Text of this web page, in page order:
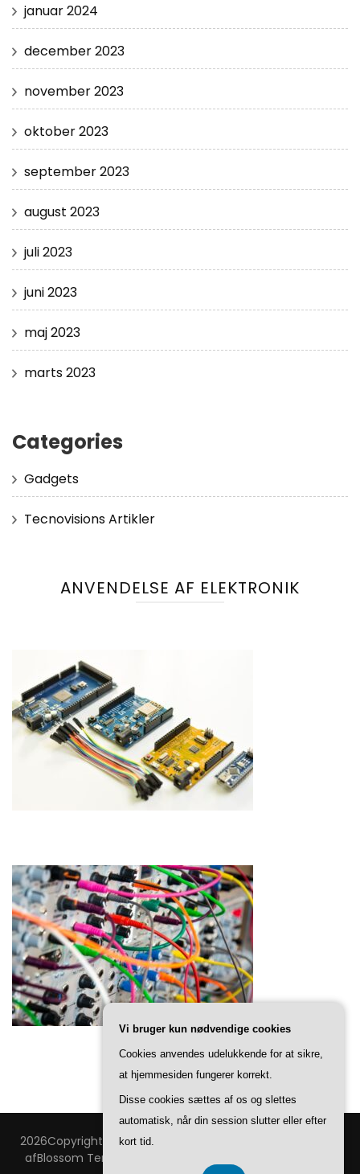
januar 2024
december 2023
november 2023
oktober 2023
september 2023
august 2023
juli 2023
juni 2023
maj 2023
marts 2023
Categories
Gadgets
Tecnovisions Artikler
ANVENDELSE AF ELEKTRONIK
2026Copyright Technovision
afBlossom Temaer
Vi bruger kun nødvendige cookies
Cookies anvendes udelukkende for at sikre,
at hjemmesiden fungerer korrekt.
Disse cookies sættes af os og slettes
automatisk, når din session slutter eller efter
kort tid.